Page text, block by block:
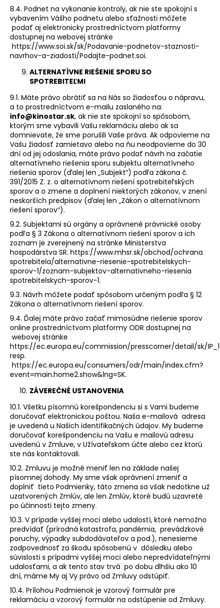
8.4. Podnet na vykonanie kontroly, ak nie ste spokojní s
vybavením Vášho podnetu alebo sťažnosti môžete
podať aj elektronicky prostredníctvom platformy
dostupnej na webovej stránke
https://www.soi.sk/sk/Podavanie-podnetov-staznosti-
navrhov-a-ziadosti/Podajte-podnet.soi.
ALTERNATÍVNE RIEŠENIE SPORU SO
SPOTREBITEĽMI
9.1. Máte právo obrátiť sa na Nás so žiadosťou o nápravu,
a to prostredníctvom e-mailu zaslaného na:
info@kinostar.sk, ak nie ste spokojní so spôsobom,
ktorým sme vybavili Vašu reklamáciu alebo ak sa
domnievate, že sme porušili Vaše práva. Ak odpovieme na
Vašu žiadosť zamietavo alebo na ňu neodpovieme do 30
dní od jej odoslania, máte právo podať návrh na začatie
alternatívneho riešenia sporu subjektu alternatívneho
riešenia sporov (ďalej len „Subjekt“) podľa zákona č.
391/2015 Z. z. o alternatívnom riešení spotrebiteľských
sporov a o zmene a doplnení niektorých zákonov, v znení
neskorších predpisov (ďalej len „Zákon o alternatívnom
riešení sporov“).
9.2. Subjektami sú orgány a oprávnené právnické osoby
podľa § 3 Zákona o alternatívnom riešení sporov a ich
zoznam je zverejnený na stránke Ministerstva
hospodárstva SR. https://www.mhsr.sk/obchod/ochrana
spotrebitela/alternativne-riesenie-spotrebitelskych-
sporov-1/zoznam-subjektov-alternativneho-riesenia
spotrebitelskych-sporov-1.
9.3. Návrh môžete podať spôsobom určeným podľa § 12
Zákona o alternatívnom riešení sporov.
9.4. Ďalej máte právo začať mimosúdne riešenie sporov
online prostredníctvom platformy ODR dostupnej na
webovej stránke
https://ec.europa.eu/commission/presscorner/detail/sk/
resp.
https://ec.europa.eu/consumers/odr/main/index.cfm?
event=main.home2.show&lng=SK.
ZÁVEREČNÉ USTANOVENIA
10.1. Všetku písomnú korešpondenciu si s Vami budeme
doručovať elektronickou poštou. Naša e-mailová adresa
je uvedená u Našich identifikačných údajov. My budeme
doručovať korešpondenciu na Vašu e mailovú adresu
uvedenú v Zmluve, v Užívateľskom účte alebo cez ktorú
ste nás kontaktovali.
10.2. Zmluvu je možné meniť len na základe našej
písomnej dohody. My sme však oprávnení zmeniť a
doplniť tieto Podmienky, táto zmena sa však nedotkne už
uzatvorených Zmlúv, ale len Zmlúv, ktoré budú uzavreté
po účinnosti tejto zmeny.
10.3. V prípade vyššej moci alebo udalostí, ktoré nemožno
predvídať (prírodná katastrofa, pandémia, prevádzkové
poruchy, výpadky subdodávateľov a pod.), nenesieme
zodpovednosť za škodu spôsobenú v dôsledku alebo
súvislosti s prípadmi vyššej moci alebo nepredvídateľnými
udalosťami, a ak tento stav trvá po dobu dlhšiu ako 10
dní, máme My aj Vy právo od Zmluvy odstúpiť.
10.4. Prílohou Podmienok je vzorový formulár pre
reklamáciu a vzorový formulár na odstúpenie od Zmluvy.